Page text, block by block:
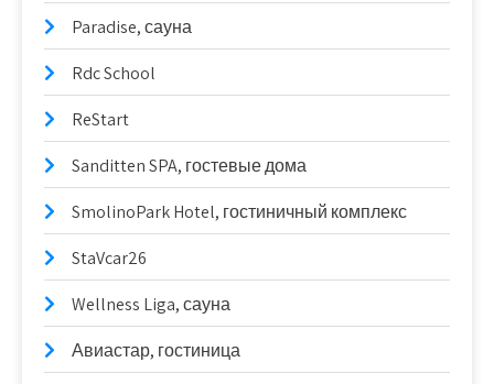
Paradise, сауна
Rdc School
ReStart
Sanditten SPA, гостевые дома
SmolinoPark Hotel, гостиничный комплекс
StaVcar26
Wellness Liga, сауна
Авиастар, гостиница